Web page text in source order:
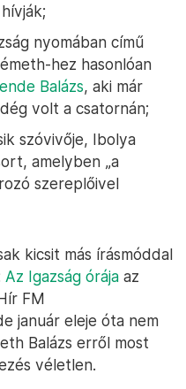
nyomában című
hez hasonlóan
Balázs, aki már
volt a csatornán;
szóvivője, Ibolya
amelyben „a
szereplőivel
kicsit más írásmóddal
Az Igazság órája az
FM
január eleje óta nem
Balázs erről most
véletlen.